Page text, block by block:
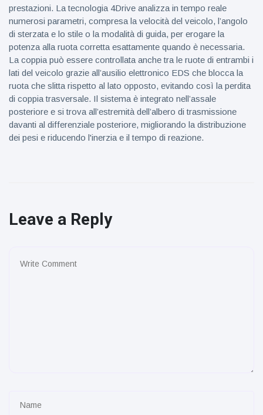
prestazioni. La tecnologia 4Drive analizza in tempo reale
numerosi parametri, compresa la velocità del veicolo, l’angolo
di sterzata e lo stile o la modalità di guida, per erogare la
potenza alla ruota corretta esattamente quando è necessaria.
La coppia può essere controllata anche tra le ruote di entrambi i
lati del veicolo grazie all’ausilio elettronico EDS che blocca la
ruota che slitta rispetto al lato opposto, evitando così la perdita
di coppia trasversale. Il sistema è integrato nell’assale
posteriore e si trova all’estremità dell’albero di trasmissione
davanti al differenziale posteriore, migliorando la distribuzione
dei pesi e riducendo l'inerzia e il tempo di reazione.
Leave a Reply